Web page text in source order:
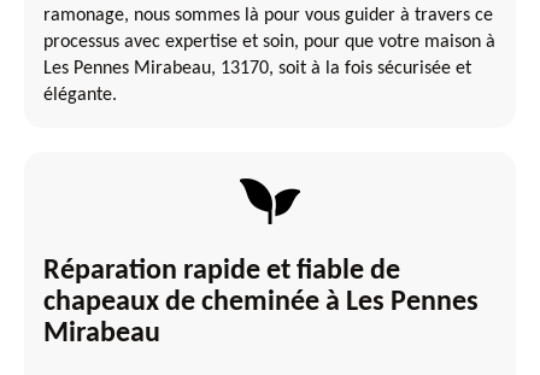
ramonage, nous sommes là pour vous guider à travers ce
processus avec expertise et soin, pour que votre maison à
Les Pennes Mirabeau, 13170, soit à la fois sécurisée et
élégante.
Réparation rapide et fiable de
chapeaux de cheminée à Les Pennes
Mirabeau